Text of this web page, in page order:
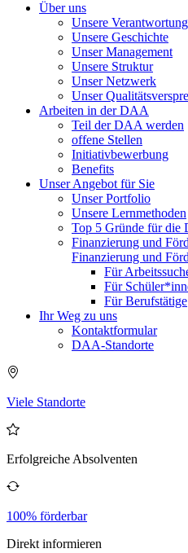
Über uns
Unsere Verantwortung
Unsere Geschichte
Unser Management
Unsere Struktur
Unser Netzwerk
Unser
Arbeiten in der DAA
Teil der DAA werden
offene Stellen
Initiativbewerbung
Benefits
Unser Angebot für Sie
Unser Portfolio
Unsere Lernmethoden
Top 5 Gründe für die
Finanzierung und
Finanzierung und
Für
Für
Für Berufstätige
Ihr Weg zu uns
Kontaktformular
DAA-Standorte
Viele Standorte
Erfolgreiche Absolventen
100% förderbar
Direkt informieren